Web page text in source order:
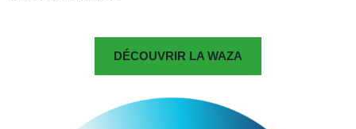
DÉCOUVRIR LA WAZA